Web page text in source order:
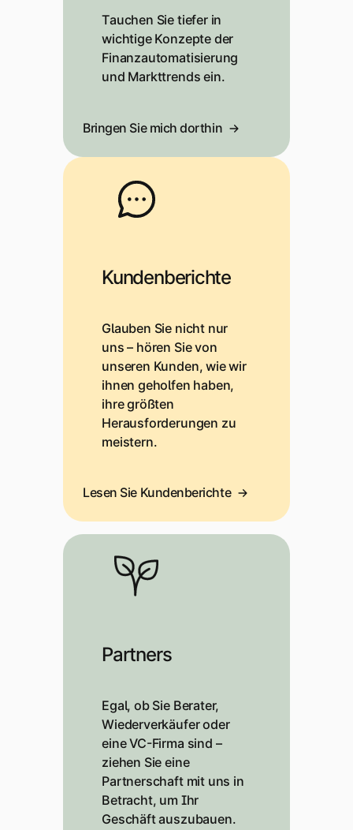
Tauchen Sie tiefer in
wichtige Konzepte der
Finanzautomatisierung
und Markttrends ein.
Bringen Sie mich dorthin
Kundenberichte
Glauben Sie nicht nur
uns – hören Sie von
unseren Kunden, wie wir
ihnen geholfen haben,
ihre größten
Herausforderungen zu
meistern.
Lesen Sie Kundenberichte
Partners
Egal, ob Sie Berater,
Wiederverkäufer oder
eine VC-Firma sind –
ziehen Sie eine
Partnerschaft mit uns in
Betracht, um Ihr
Geschäft auszubauen.